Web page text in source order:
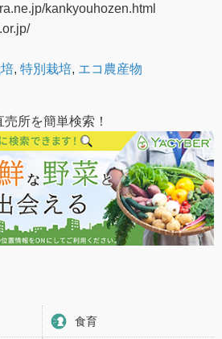
kankyouhozen.html
, 特別栽培, エコ農産物
所を簡単検索！
食育